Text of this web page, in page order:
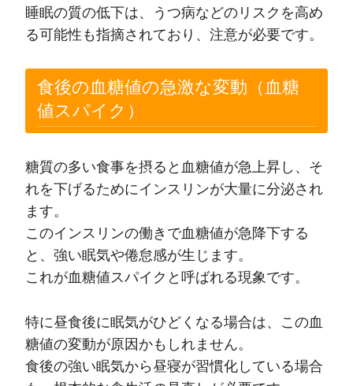
睡眠の質の低下は、うつ病などのリスクを高め
る可能性も指摘されており、注意が必要です。
食後の血糖値の急激な変動（血糖
値スパイク）
糖質の多い食事を摂ると血糖値が急上昇し、そ
れを下げるためにインスリンが大量に分泌され
ます。
このインスリンの働きで血糖値が急降下する
と、強い眠気や倦怠感が生じます。
これが血糖値スパイクと呼ばれる現象です。
特に昼食後に眠気がひどくなる場合は、この血
糖値の変動が原因かもしれません。
食後の強い眠気から昼寝が習慣化している場合